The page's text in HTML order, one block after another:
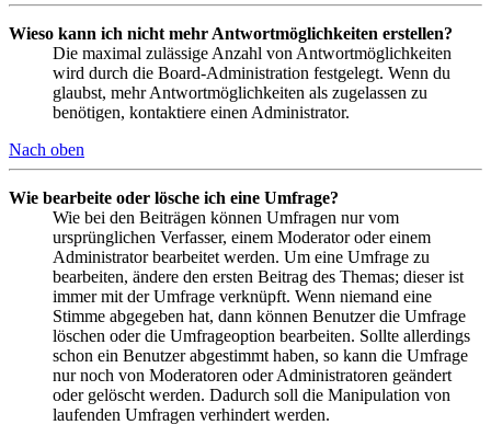
Wieso kann ich nicht mehr Antwortmöglichkeiten erstellen?
Die maximal zulässige Anzahl von Antwortmöglichkeiten
wird durch die Board-Administration festgelegt. Wenn du
glaubst, mehr Antwortmöglichkeiten als zugelassen zu
benötigen, kontaktiere einen Administrator.
Nach oben
Wie bearbeite oder lösche ich eine Umfrage?
Wie bei den Beiträgen können Umfragen nur vom
ursprünglichen Verfasser, einem Moderator oder einem
Administrator bearbeitet werden. Um eine Umfrage zu
bearbeiten, ändere den ersten Beitrag des Themas; dieser ist
immer mit der Umfrage verknüpft. Wenn niemand eine
Stimme abgegeben hat, dann können Benutzer die Umfrage
löschen oder die Umfrageoption bearbeiten. Sollte allerdings
schon ein Benutzer abgestimmt haben, so kann die Umfrage
nur noch von Moderatoren oder Administratoren geändert
oder gelöscht werden. Dadurch soll die Manipulation von
laufenden Umfragen verhindert werden.